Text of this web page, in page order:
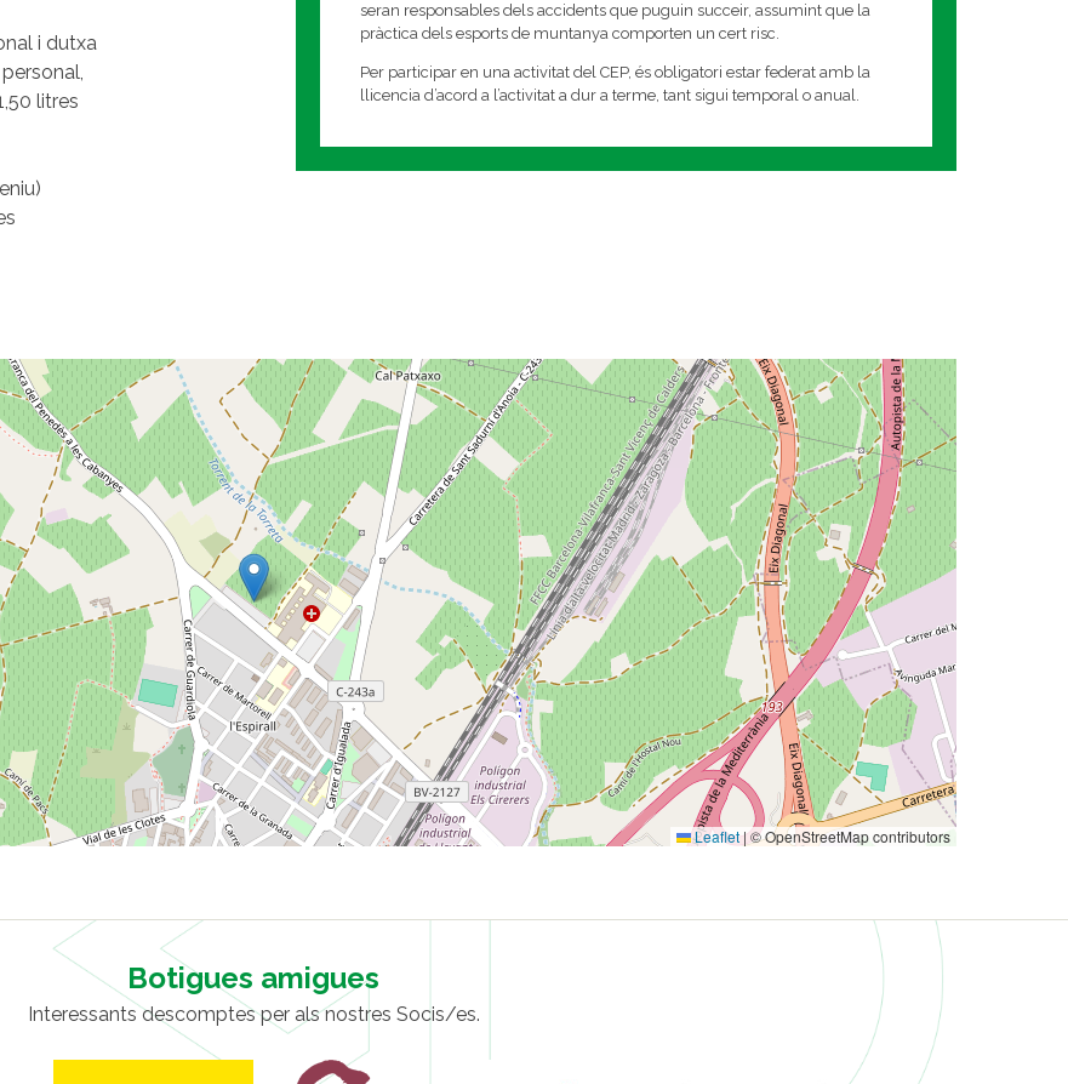
i dutxa
litres
seran responsables dels accidents que puguin succeir, assumint que la
pràctica dels esports de muntanya comporten un cert risc.
Per participar en una activitat del CEP, és obligatori estar federat amb la
llicencia d’acord a l’activitat a dur a terme, tant sigui temporal o anual.
Leaflet|© OpenStreetMap contributors
Botigues amigues
Interessants descomptes per als nostres Socis/es.